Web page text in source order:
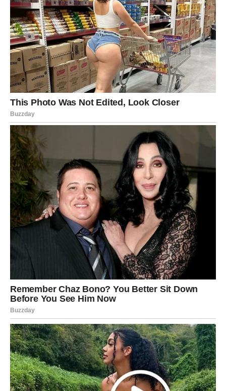
Ponekad ste toliko fokusirani na sljedeći cilj da zaboravite
koliko ste daleko stigli.
Vrijeme je da budete ponosni na
sebe
Pred vama su veoma važni trenuci.
VODOLIJA
Jedan susret ili razgovor nosi poruku koja bi mogla
promijeniti vaše planove.
Ne ignorišite ljude koji vam ovih dana ulaze u život.
Sudbina vam pokušava nešto
pokazati
Pred vama su veoma posebni trenuci.
RIBE
Prestanite sumnjati u svoju vrijednost.
Mnogo ste bliže ostvarenju jedne želje nego što trenutno
mislite.